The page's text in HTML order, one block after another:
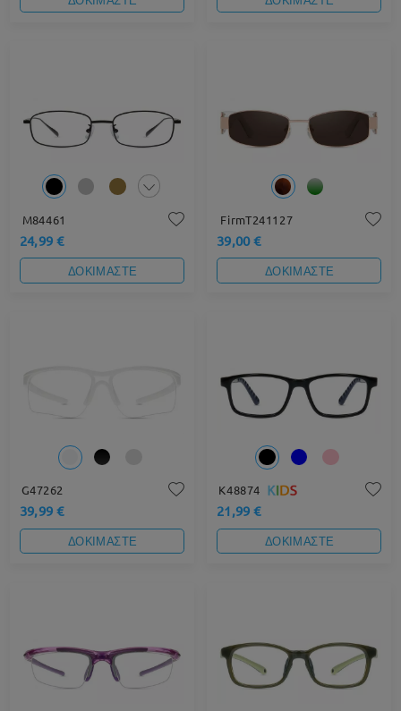
M84461
24,99 €
ΔΟΚΙΜΑΣΤΕ
FirmT241127
39,00 €
ΔΟΚΙΜΑΣΤΕ
G47262
39,99 €
ΔΟΚΙΜΑΣΤΕ
K48874
21,99 €
ΔΟΚΙΜΑΣΤΕ